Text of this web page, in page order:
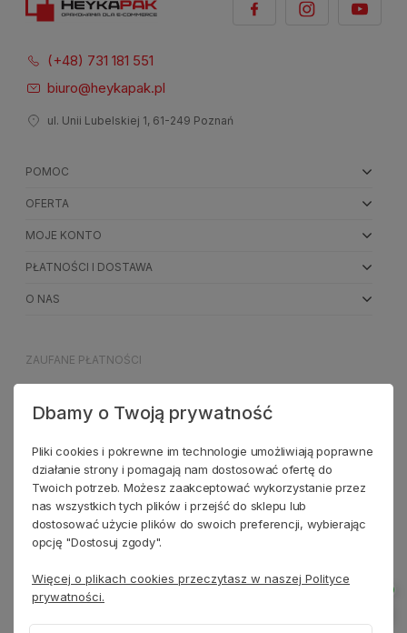
(+48) 731 181 551
biuro@heykapak.pl
ul. Unii Lubelskiej 1, 61-249 Poznań
POMOC
OFERTA
MOJE KONTO
PŁATNOŚCI I DOSTAWA
O NAS
ZAUFANE PŁATNOŚCI
NASI PARTNERZY
Dbamy o Twoją prywatność
Pliki cookies i pokrewne im technologie umożliwiają poprawne
działanie strony i pomagają nam dostosować ofertę do
Twoich potrzeb. Możesz zaakceptować wykorzystanie przez
nas wszystkich tych plików i przejść do sklepu lub
dostosować użycie plików do swoich preferencji, wybierając
opcję "Dostosuj zgody".
Więcej o plikach cookies przeczytasz w naszej Polityce
prywatności.